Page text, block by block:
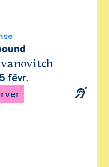
févr.